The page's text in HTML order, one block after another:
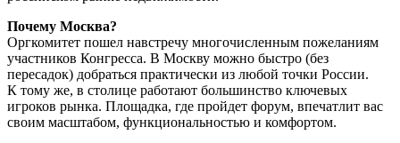
Почему Москва?
Оргкомитет пошел навстречу многочисленным пожеланиям
участников Конгресса. В Москву можно быстро (без
пересадок) добраться практически из любой точки России.
К тому же, в столице работают большинство ключевых
игроков рынка. Площадка, где пройдет форум, впечатлит вас
своим масштабом, функциональностью и комфортом.